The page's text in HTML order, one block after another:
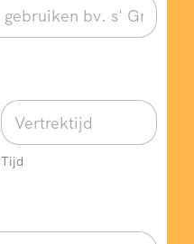
Tijd